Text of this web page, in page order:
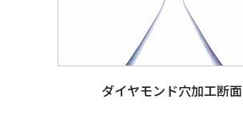
ダイヤモンド穴加工断面